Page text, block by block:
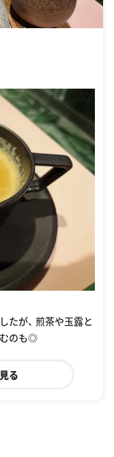
たが、 煎茶や玉露と
むのも◎
る